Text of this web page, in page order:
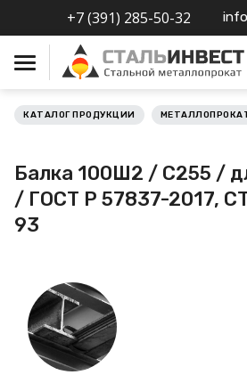
+7 (391) 285-50-32
Металлопрокат
нержавеющий
Металлопрокат
калиброванный
Профлист
КАТАЛОГ ПРОДУКЦИИ
Балка 100Ш2 / С255 /
/ ГОСТ Р 57837-2017,
93